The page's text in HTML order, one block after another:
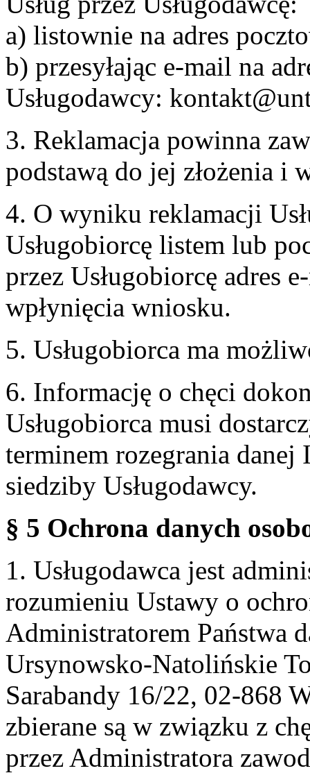
a) listownie na adres
b) przesyłając e-mail na
Usługodawcy:
3. Reklamacja powinna
podstawą do jej złożenia i
4. O wyniku reklamacji
Usługobiorcę listem lub
przez Usługobiorcę adres
wpłynięcia wniosku.
5. Usługobiorca ma
6. Informację o chęci
Usługobiorca musi
terminem rozegrania
siedziby Usługodawcy.
§ 5 Ochrona danych
1. Usługodawca jest
rozumieniu Ustawy o
Administratorem Państwa
Ursynowsko-Natolińskie
Sarabandy 16/22, 02-868
zbierane są w związku z
przez Administratora